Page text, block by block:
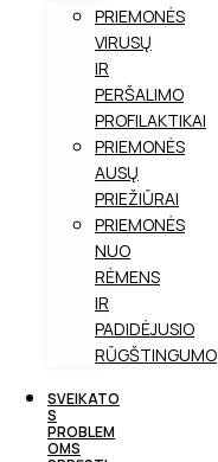
PRIEMONĖS
VIRUSŲ
IR
PERŠALIMO
PROFILAKTIKAI
PRIEMONĖS
AUSŲ
PRIEŽIŪRAI
PRIEMONĖS
NUO
RĖMENS
IR
PADIDĖJUSIO
RŪGŠTINGUMO
SVEIKATO
S
PROBLEM
OMS